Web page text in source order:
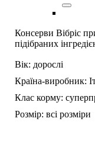
Консерви Вібріс
підібраних
Вік: дорослі
Країна-виробник:
Клас корму:
Розмір: всі розміри